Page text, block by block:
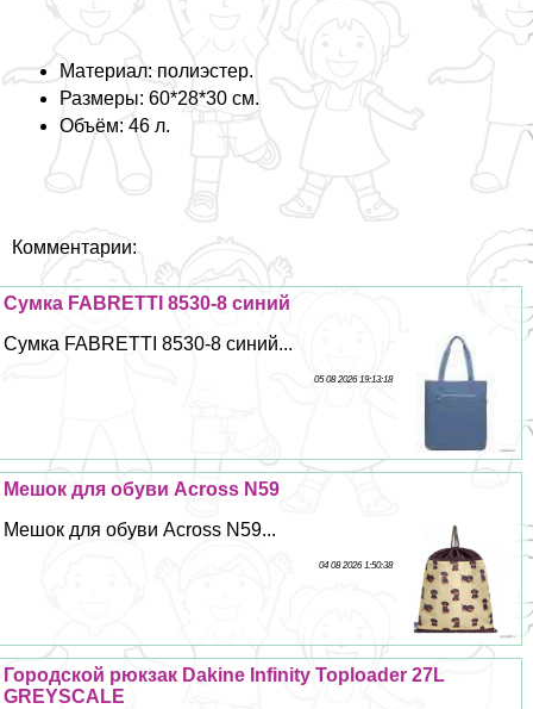
Материал: полиэстер.
Размеры: 60*28*30 см.
Объём: 46 л.
Комментарии:
Сумка FABRETTI 8530-8 синий
Сумка FABRETTI 8530-8 синий...
05 08 2026 19:13:18
Мешок для обуви Across N59
Мешок для обуви Across N59...
04 08 2026 1:50:38
Городской рюкзак Dakine Infinity Toploader 27L
GREYSCALE